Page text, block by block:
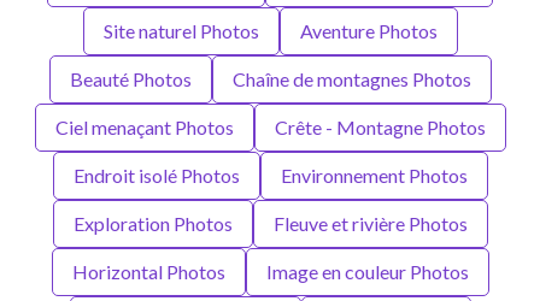
Site naturel Photos Aventure Photos
Beauté Photos Chaîne de montagnes Photos
Ciel menaçant Photos Crête - Montagne Photos
Endroit isolé Photos Environnement Photos
Exploration Photos Fleuve et rivière Photos
Horizontal Photos Image en couleur Photos